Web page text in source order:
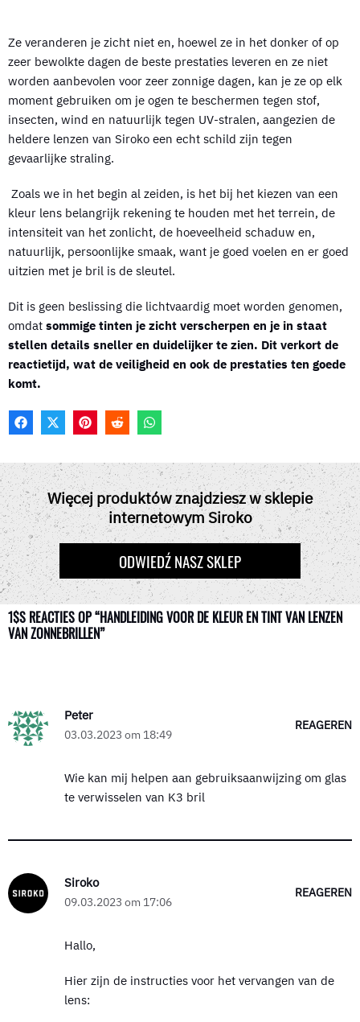
Ze veranderen je zicht niet en, hoewel ze in het donker of op
zeer bewolkte dagen de beste prestaties leveren en ze niet
worden aanbevolen voor zeer zonnige dagen, kan je ze op elk
moment gebruiken om je ogen te beschermen tegen stof,
insecten, wind en natuurlijk tegen UV-stralen, aangezien de
heldere lenzen van Siroko een echt schild zijn tegen
gevaarlijke straling.
Zoals we in het begin al zeiden, is het bij het kiezen van een
kleur lens belangrijk rekening te houden met het terrein, de
intensiteit van het zonlicht, de hoeveelheid schaduw en,
natuurlijk, persoonlijke smaak, want je goed voelen en er goed
uitzien met je bril is de sleutel.
Dit is geen beslissing die lichtvaardig moet worden genomen,
omdat sommige tinten je zicht verscherpen en je in staat
stellen details sneller en duidelijker te zien. Dit verkort de
reactietijd, wat de veiligheid en ook de prestaties ten goede
komt.
F
E
B
O
O
K
W
I
T
T
E
R
)
P
T
E
R
E
S
T
R
D
I
T
T
S
A
P
P
Więcej produktów znajdziesz w sklepie
internetowym Siroko
ODWIEDŹ NASZ SKLEP
1$S REACTIES OP “HANDLEIDING VOOR DE KLEUR EN TINT VAN LENZEN
VAN ZONNEBRILLEN”
Peter
03.03.2023 om 18:49
REAGEREN
Wie kan mij helpen aan gebruiksaanwijzing om glas
te verwisselen van K3 bril
Siroko
09.03.2023 om 17:06
REAGEREN
Hallo,
Hier zijn de instructies voor het vervangen van de
lens: